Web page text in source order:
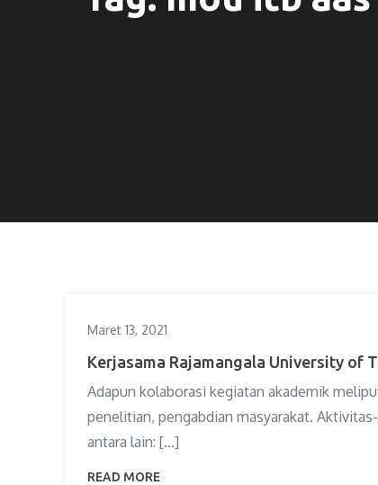
Maret 13, 2021
Kerjasama Rajamangala University of
Adapun kolaborasi kegiatan akademik
penelitian, pengabdian masyarakat.
antara lain: […]
READ MORE